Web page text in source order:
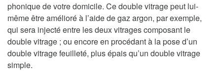
phonique de votre domicile. Ce double vitrage peut lui-
même être amélioré à l’aide de gaz argon, par exemple,
qui sera injecté entre les deux vitrages composant le
double vitrage ; ou encore en procédant à la pose d’un
double vitrage feuilleté, plus épais qu’un double vitrage
simple.